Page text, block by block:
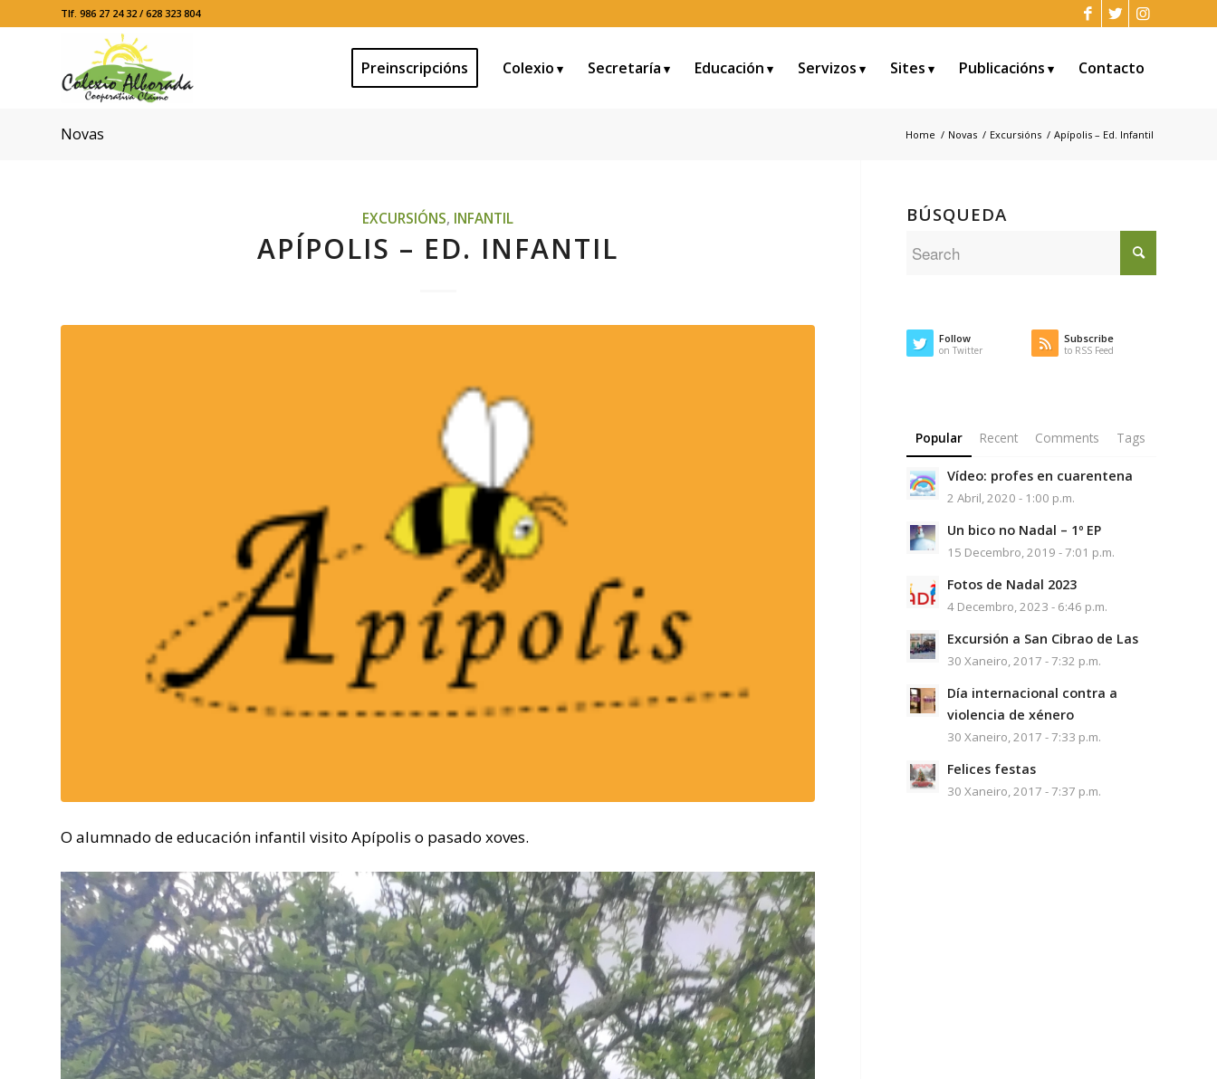
Tlf. 986 27 24 32 / 628 323 804
Preinscripcións Colexio Secretaría Educación Servizos Sites Publicacións Contacto
Novas Home / Novas / Excursións / Apípolis – Ed. Infantil
EXCURSIÓNS, INFANTIL
APÍPOLIS – ED. INFANTIL
O alumnado de educación infantil visito Apípolis o pasado xoves.
BÚSQUEDA
Follow
on Twitter
Subscribe
to RSS Feed
Popular Recent Comments Tags
Vídeo: profes en cuarentena
2 Abril, 2020 - 1:00 p.m.
Un bico no Nadal – 1º EP
15 Decembro, 2019 - 7:01 p.m.
Fotos de Nadal 2023
4 Decembro, 2023 - 6:46 p.m.
Excursión a San Cibrao de Las
30 Xaneiro, 2017 - 7:32 p.m.
Día internacional contra a
violencia de xénero
30 Xaneiro, 2017 - 7:33 p.m.
Felices festas
30 Xaneiro, 2017 - 7:37 p.m.